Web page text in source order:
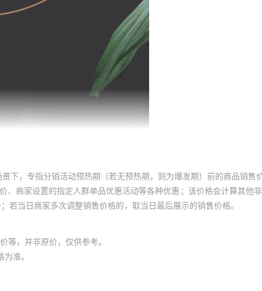
下，专指分销活动预热期（若无预热期，则为爆发期）前的商品销售
商家设置的指定人群单品优惠活动等各种优惠；该价格会计算其他
当日商家多次调整销售价格的，取当日最后展示的销售价格。
等，并非原价，仅供参考。
准。